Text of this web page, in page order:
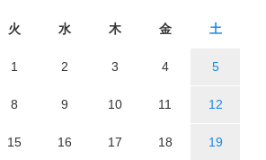
火 水 木 金 土
1 2 3 4 5
8 9 10 11 12
15 16 17 18 19